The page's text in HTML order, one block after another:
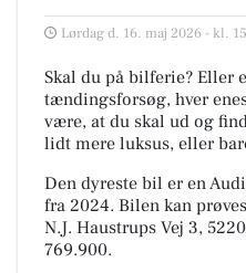
Lørdag d. 16. maj 2026 - kl.
Skal du på bilferie? Eller
tændingsforsøg, hver
være, at du skal ud og
lidt mere luksus, eller
Den dyreste bil er en
fra 2024. Bilen kan
N.J. Haustrups Vej 3,
769.900.